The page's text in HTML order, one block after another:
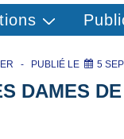
PUBLIÉ LE 5
DAMES